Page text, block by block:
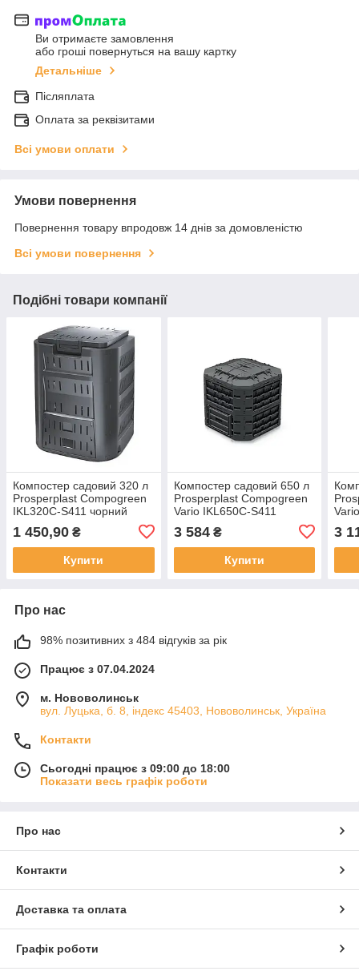
Ви отримаєте замовлення
або гроші повернуться на вашу картку
Детальніше
Післяплата
Оплата за реквізитами
Всі умови оплати
Умови повернення
Повернення товару впродовж 14 днів за домовленістю
Всі умови повернення
Подібні товари компанії
Компостер садовий 320 л
Prosperplast Compogreen
IKL320C-S411 чорний
1 450,90 ₴
Купити
Компостер садовий 650 л
Prosperplast Compogreen
Vario IKL650C-S411
3 584₴
Купити
3
Про нас
98% позитивних з 484 відгуків за рік
Працює з 07.04.2024
м. Нововолинськ
вул. Луцька, б. 8, індекс 45403, Нововолинськ, Україна
Контакти
Сьогодні працює з 09:00 до 18:00
Показати весь графік роботи
Про нас
Контакти
Доставка та оплата
Графік роботи